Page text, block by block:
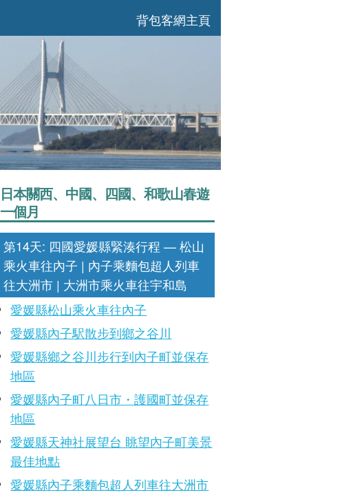
背包客網主頁
日本關西、中國、四國、和歌山春遊
一個月
第14天: 四國愛媛縣緊湊行程 — 松山
乘火車往內子 | 內子乘麵包超人列車
往大洲市 | 大洲市乘火車往宇和島
愛媛縣松山乘火車往內子
愛媛縣內子駅散步到鄉之谷川
愛媛縣鄉之谷川步行到內子町並保存
地區
愛媛縣內子町八日市・護國町並保存
地區
愛媛縣天神社展望台 眺望內子町美景
最佳地點
愛媛縣內子乘麵包超人列車往大洲市